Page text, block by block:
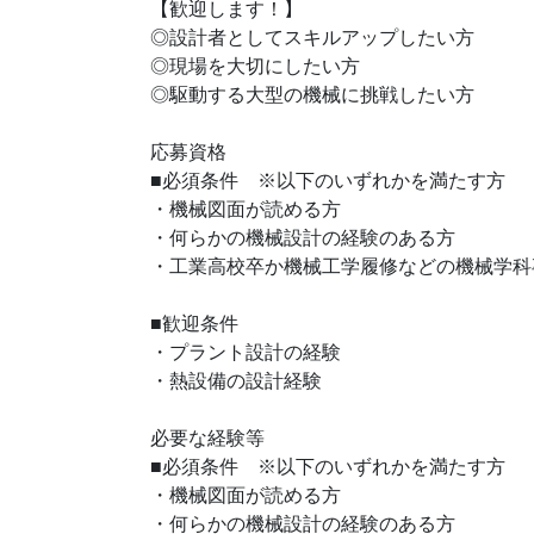
【歓迎します！】
◎設計者としてスキルアップしたい方
◎現場を大切にしたい方
◎駆動する大型の機械に挑戦したい方
応募資格
■必須条件 ※以下のいずれかを満たす方
・機械図面が読める方
・何らかの機械設計の経験のある方
・工業高校卒か機械工学履修などの機械学
■歓迎条件
・プラント設計の経験
・熱設備の設計経験
必要な経験等
■必須条件 ※以下のいずれかを満たす方
・機械図面が読める方
・何らかの機械設計の経験のある方